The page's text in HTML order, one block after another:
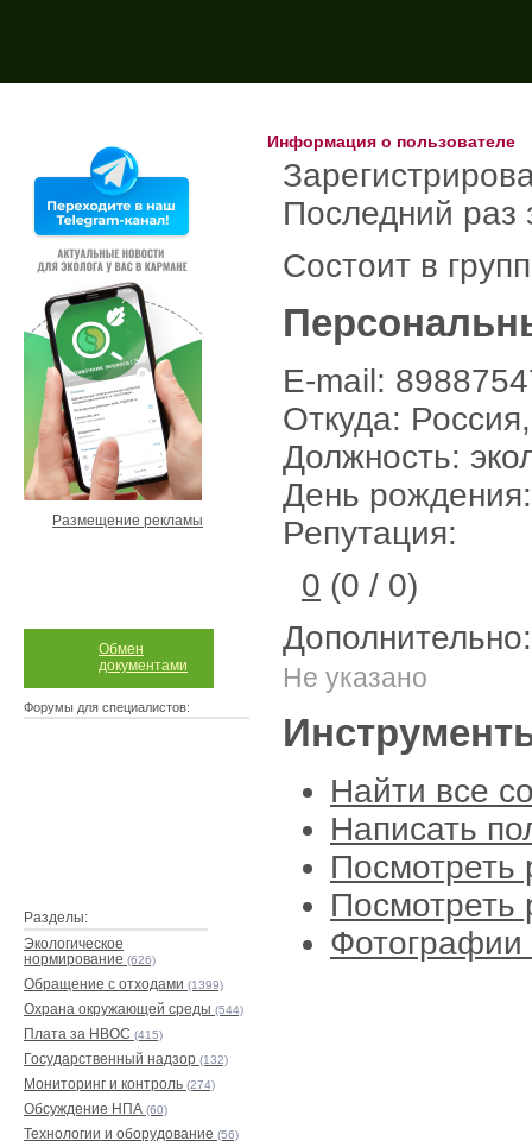
Размещение рекламы
Обмен
документами
Форумы для специалистов:
Разделы:
Экологическое
нормирование (626)
Обращение с отходами (1399)
Охрана окружающей среды (544)
Плата за НВОС (415)
Государственный надзор (132)
Мониторинг и контроль (274)
Обсуждение НПА (60)
Технологии и оборудование (56)
Информация о пользователе
Последний
Состоит в
E-mail:
Откуда:
Должность:
День
Репутация:
0 (0 / 0)
Дополнительно:
Не указано
Найти все
Написать
Посмотреть
Посмотреть
Фотографии